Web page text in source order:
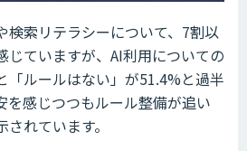
検索リテラシーについて、7割以
じていますが、AI利用についての
「ルールはない」が51.4%と過半
を感じつつもルール整備が追い
れています。